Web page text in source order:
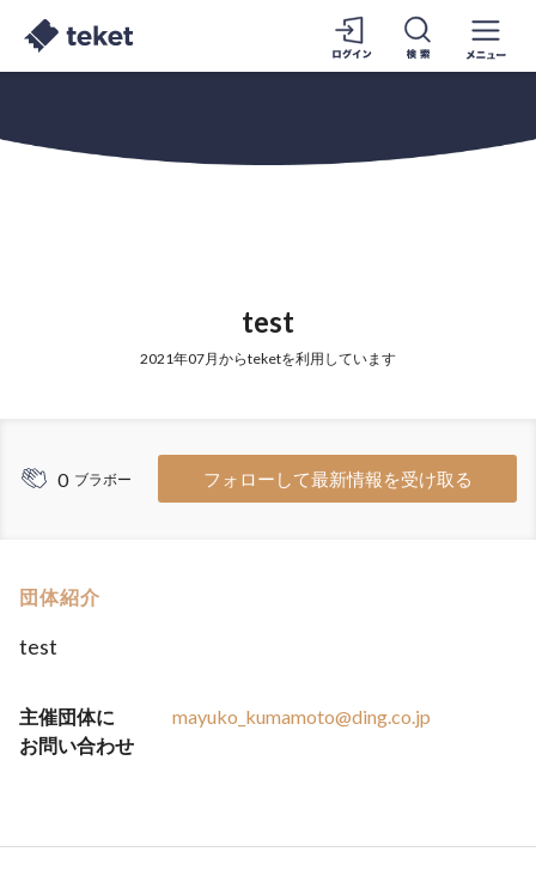
test
2021年07月からteketを利用しています
0 ブラボー フォローして最新情報を受け取る
団体紹介
test
主催団体に
お問い合わせ
mayuko_kumamoto@ding.co.jp